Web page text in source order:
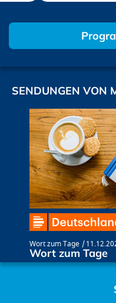
SENDUNGEN VON
Wort zum Tage
Wort zum Tage